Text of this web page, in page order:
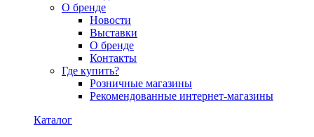
О бренде
Новости
Выставки
О бренде
Контакты
Где купить?
Розничные магазины
Рекомендованные интернет-магазины
Каталог